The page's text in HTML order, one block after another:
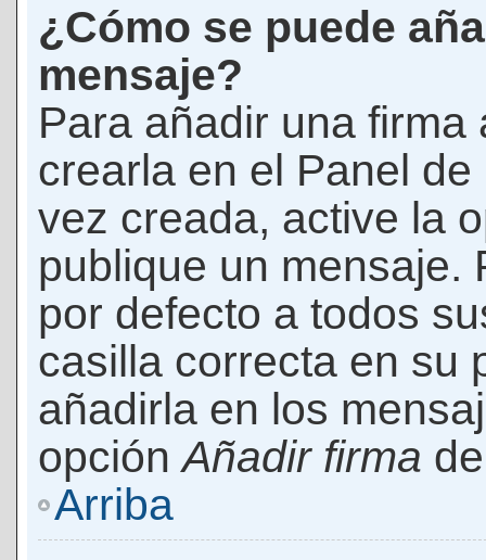
¿Cómo se puede
mensaje?
Para añadir una
crearla en el Panel
vez creada, active la
publique un mensaje.
por defecto a todos
casilla correcta en su
añadirla en los
opciónAñadir firma
Arriba